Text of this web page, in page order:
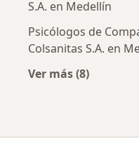
S.A. en Medellín
Psicólogos de
Colsanitas S.A. en
Ver más (8)